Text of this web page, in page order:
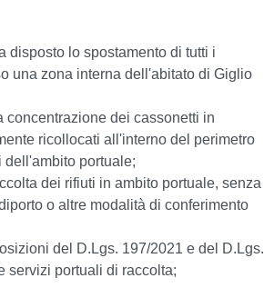
disposto lo spostamento di tutti i
una zona interna dell'abitato di Giglio
dei cassonetti in
ricollocati all'interno del perimetro
portuale;
dei rifiuti in ambito portuale, senza
o altre modalità di conferimento
del D.Lgs. 197/2021 e del D.Lgs.
servizi portuali di raccolta;